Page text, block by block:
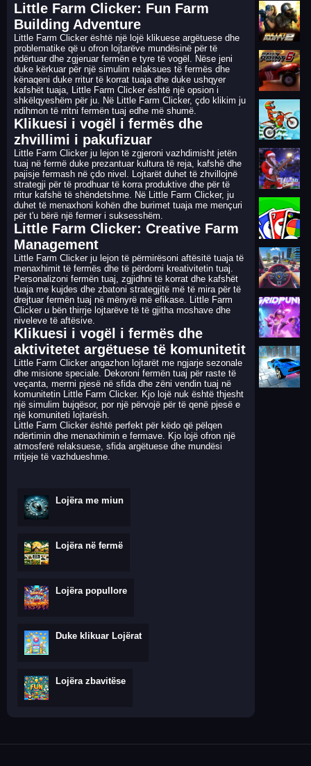
Little Farm Clicker: Fun Farm
Building Adventure
Little Farm Clicker është një lojë klikuese argëtuese dhe
problematike që u ofron lojtarëve mundësinë për të
ndërtuar dhe zgjeruar fermën e tyre të vogël. Nëse jeni
duke kërkuar për një simulim relaksues të fermës dhe
kënaqeni duke rritur të korrat tuaja dhe duke ushqyer
kafshët tuaja, Little Farm Clicker është një opsion i
shkëlqyeshëm për ju. Në Little Farm Clicker, çdo klikim ju
ndihmon të rritni fermën tuaj edhe më shumë.
Klikuesi i vogël i fermës dhe
zhvillimi i pakufizuar
Little Farm Clicker ju lejon të zgjeroni vazhdimisht jetën
tuaj në fermë duke prezantuar kultura të reja, kafshë dhe
pajisje fermash në çdo nivel. Lojtarët duhet të zhvillojnë
strategji për të prodhuar të korra produktive dhe për të
rritur kafshë të shëndetshme. Në Little Farm Clicker, ju
duhet të menaxhoni kohën dhe burimet tuaja me mençuri
për t'u bërë një fermer i suksesshëm.
Little Farm Clicker: Creative Farm
Management
Little Farm Clicker ju lejon të përmirësoni aftësitë tuaja të
menaxhimit të fermës dhe të përdorni kreativitetin tuaj.
Personalizoni fermën tuaj, zgjidhni të korrat dhe kafshët
tuaja me kujdes dhe zbatoni strategjitë më të mira për të
drejtuar fermën tuaj në mënyrë më efikase. Little Farm
Clicker u bën thirrje lojtarëve të të gjitha moshave dhe
niveleve të aftësive.
Klikuesi i vogël i fermës dhe
aktivitetet argëtuese të komunitetit
Little Farm Clicker angazhon lojtarët me ngjarje sezonale
dhe misione speciale. Dekoroni fermën tuaj për raste të
veçanta, merrni pjesë në sfida dhe zëni vendin tuaj në
komunitetin Little Farm Clicker. Kjo lojë nuk është thjesht
një simulim bujqësor, por një përvojë për të qenë pjesë e
një komuniteti lojtarësh.
Little Farm Clicker është perfekt për këdo që pëlqen
ndërtimin dhe menaxhimin e fermave. Kjo lojë ofron një
atmosferë relaksuese, sfida argëtuese dhe mundësi
rritjeje të vazhdueshme.
Lojëra me miun
Lojëra në fermë
Lojëra popullore
Duke klikuar Lojërat
Lojëra zbavitëse